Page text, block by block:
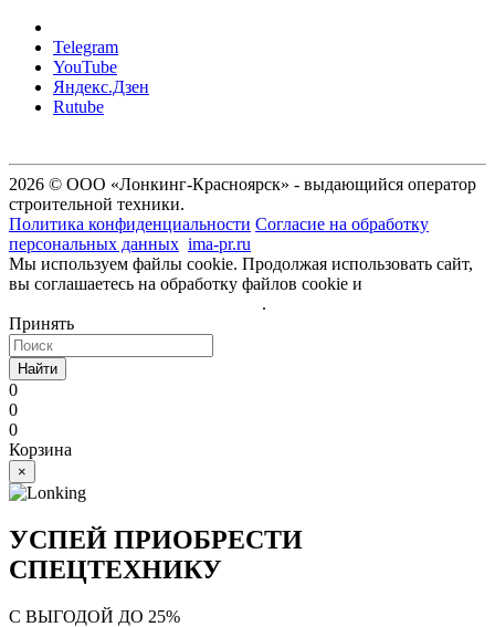
Telegram
YouTube
Яндекс.Дзен
Rutube
2026 © ООО «Лонкинг-Красноярск» - выдающийся оператор
строительной техники.
Политика конфиденциальности Согласие на обработку
персональных данных ima-pr.ru
Мы используем файлы cookie. Продолжая использовать сайт,
вы соглашаетесь на обработку файлов cookie и
.
Принять
Найти
0
0
0
Корзина
×
УСПЕЙ ПРИОБРЕСТИ
СПЕЦТЕХНИКУ
С ВЫГОДОЙ ДО 25%